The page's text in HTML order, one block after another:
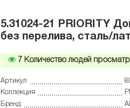
5.31024-21 PRIORITY
без перелива, сталь/
7 Количество людей
Артикул
Коллекция
Бренд